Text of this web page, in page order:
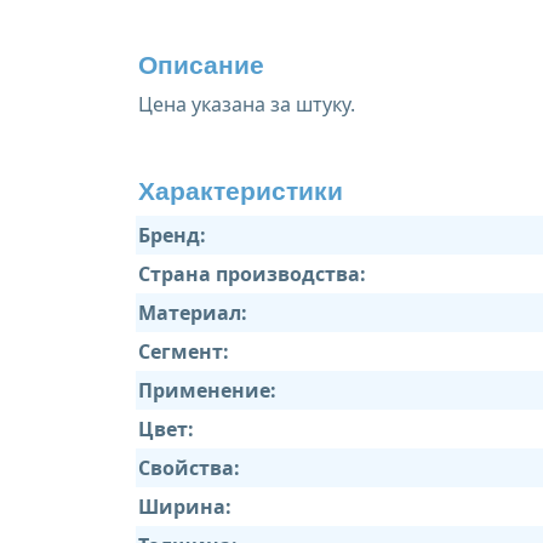
Описание
Цена указана за штуку.
Характеристики
Бренд:
Страна производства:
Материал:
Сегмент:
Применение:
Цвет:
Свойства:
Ширина: